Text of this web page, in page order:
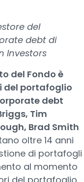
del
debt di
Investors
del Fondo è
del portafoglio
debt
Tim
Brad Smith
oltre 14 anni
di portafogli
al momento